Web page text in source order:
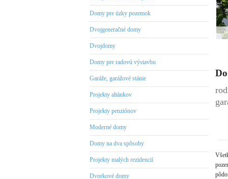
Domy pre úzky pozemok
Dvojgeneračné domy
Dvojdomy
Domy pre radovú výstavbu
Garáže, garážové stánie
Projekty altánkov
Projekty penziónov
Moderné domy
Domy na dva spôsoby
Projekty malých rezidencií
Dvorkové domy